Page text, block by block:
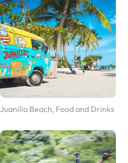
Juanillo Beach, Food and Drinks